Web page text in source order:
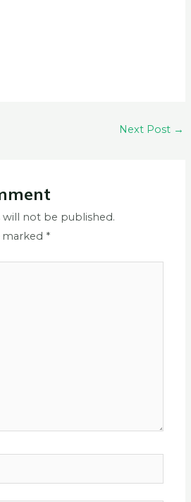
Next Post →
will not be published.
marked *